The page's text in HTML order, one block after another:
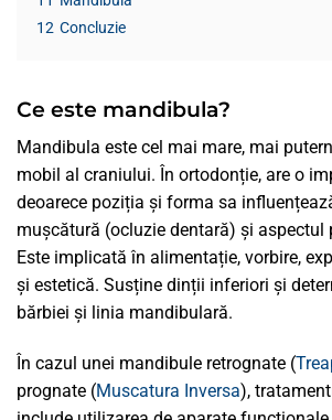
12 Concluzie
Ce este mandibula?
Mandibula este cel mai mare, mai
mobil al craniului. În ortodonție, are o
deoarece poziția și forma sa
mușcătură (ocluzie dentară) și
Este implicată în alimentație, vorbire,
și estetică. Susține dinții inferiori și
bărbiei și linia mandibulară.
În cazul unei mandibule retrognate (
prognate (Muscatura Inversa),